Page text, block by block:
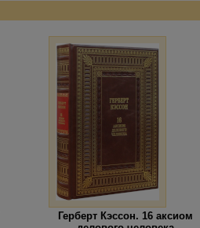
Герберт Кэссон. 16 аксиом